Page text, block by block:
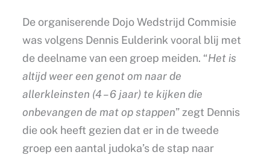
De organiserende Dojo Wedstrijd Commisie
was volgens Dennis Eulderink vooral blij met
de deelname van een groep meiden. “Het is
altijd weer een genot om naar de
allerkleinsten (4 – 6 jaar) te kijken die
onbevangen de mat op stappen” zegt Dennis
die ook heeft gezien dat er in de tweede
groep een aantal judoka’s de stap naar